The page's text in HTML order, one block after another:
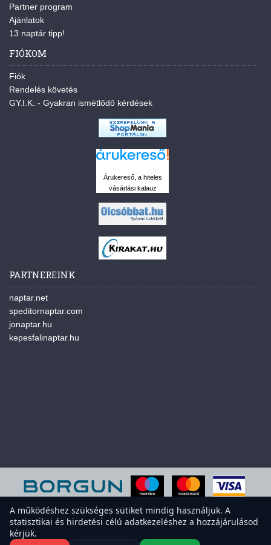
Partner program
Ajánlatok
13 naptár tipp!
FIÓKOM
Fiók
Rendelés követés
GY.I.K. - Gyakran ismétlődő kérdések
Árukereső, a hiteles
vásárlási kalauz
PARTNEREINK
naptar.net
speditornaptar.com
jonaptar.hu
kepesfalinaptar.hu
A működéshez szükséges sütiket mindig használjuk. A
statisztikai és hirdetési célú adatkezeléshez a hozzájárulásod
kérjük.A weboldal sütiket használ a felhasználói élmény javítása érdekében.
Elfogadod a sütiket?